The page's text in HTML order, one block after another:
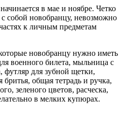
в мае и ноябре. Четко
собой новобранцу, невозможно
к личным предметам
новобранцу нужно иметь
военного билета, мыльница с
футляр для зубной щетки,
бритья, общая тетрадь и ручка,
зеленого цветов, расческа,
в мелких купюрах.